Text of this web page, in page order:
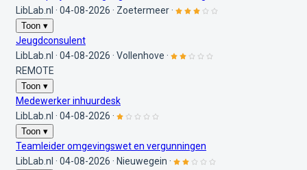
LibLab.nl · 04-08-2026 · Zoetermeer ·
Toon ▾
Jeugdconsulent
LibLab.nl · 04-08-2026 · Vollenhove ·
REMOTE
Toon ▾
Medewerker inhuurdesk
LibLab.nl · 04-08-2026 ·
Toon ▾
Teamleider omgevingswet en vergunningen
LibLab.nl · 04-08-2026 · Nieuwegein ·